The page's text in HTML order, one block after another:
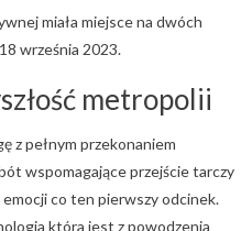
miała miejsce na dwóch
września 2023.
metropolii
z pełnym przekonaniem
wspomagające przejście tarczy
co ten pierwszy odcinek.
która jest z powodzenia